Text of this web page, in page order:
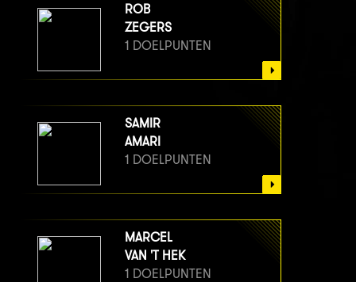
ROB
ZEGERS
1 DOELPUNTEN
SAMIR
AMARI
1 DOELPUNTEN
MARCEL
VAN 'T HEK
1 DOELPUNTEN